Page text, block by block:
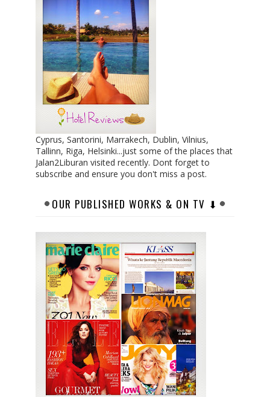
Cyprus, Santorini, Marrakech, Dublin, Vilnius,
Tallinn, Riga, Helsinki...just some of the places that
Jalan2Liburan visited recently. Dont forget to
subscribe and ensure you don't miss a post.
OUR PUBLISHED WORKS & ON TV ⬇︎